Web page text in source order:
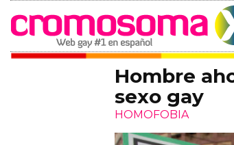
Hombre
sexo gay
HOMOFOBIA